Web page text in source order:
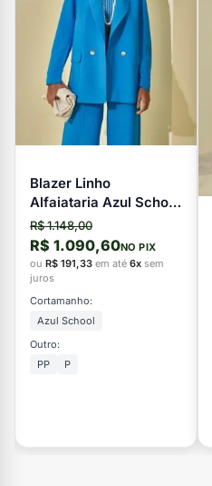
Blazer Linho
Alfaiataria Azul School
- L'Cecci
R$ 1.148,00
R$ 1.090,60NO PIX
ou R$ 191,33 em até 6x sem
juros
Cortamanho:
Azul School
Outro:
PP
P